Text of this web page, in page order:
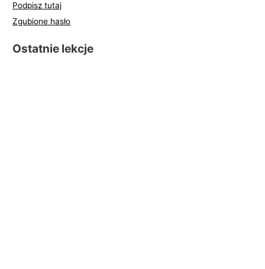
Podpisz tutaj
Zgubione hasło
Ostatnie lekcje